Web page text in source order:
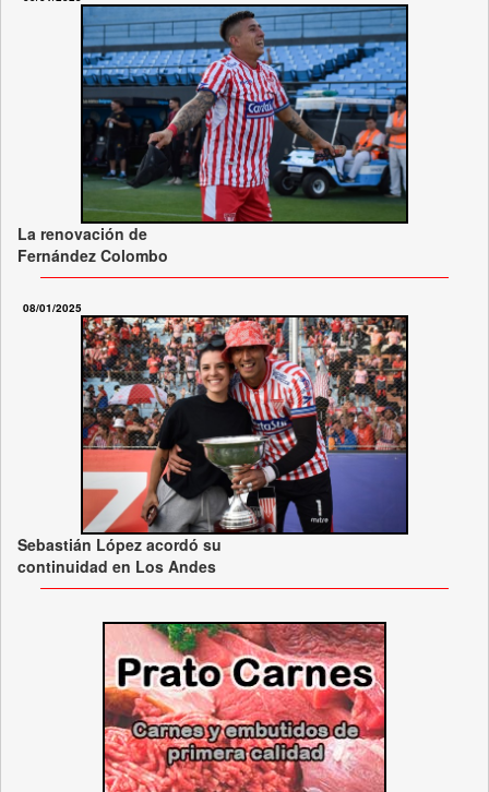
La renovación de
Fernández Colombo
08/01/2025
Sebastián López acordó su
continuidad en Los Andes